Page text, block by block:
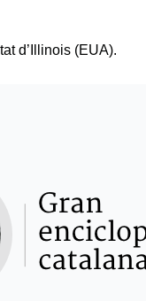
d’Illinois (EUA).